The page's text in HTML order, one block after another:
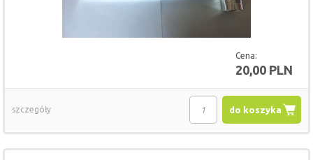
Cena:
20,00 PLN
do koszyka
szczegóły